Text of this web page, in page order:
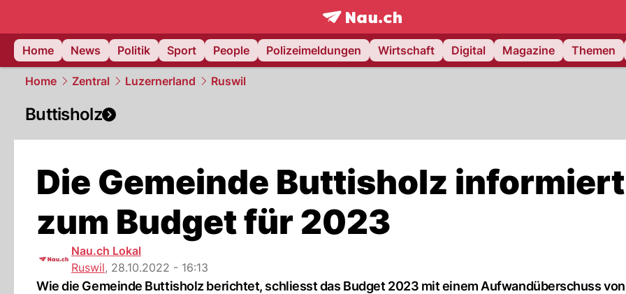
frontpage.NAU.ch
Home
News Politik Sport People Polizeimeldungen Wirtschaft Digital Magazine Themen
Home Zentral Luzernerland Ruswil
Buttisholz
Die Gemeinde Buttisholz informiert
zum Budget für 2023
Nau.ch Lokal
Ruswil, 28.10.2022 - 16:13
Wie die Gemeinde Buttisholz berichtet, schliesst das Budget 2023 mit einem Aufwandüberschuss von